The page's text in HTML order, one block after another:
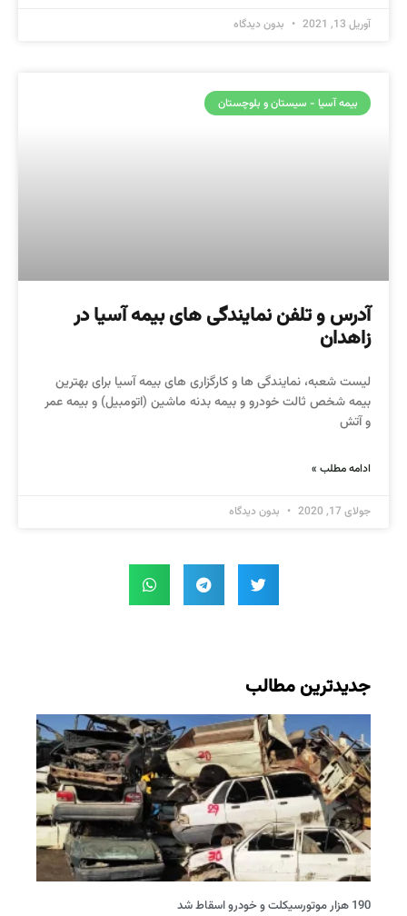
آوریل 13, 2021 بدون دیدگاه
بیمه آسیا - سیستان و بلوچستان
آدرس و تلفن نمایندگی های بیمه آسیا در
زاهدان
لیست شعبه، نمایندگی ها و کارگزاری های بیمه آسیا برای بهترین
بیمه شخص ثالت خودرو و بیمه بدنه ماشین (اتومبیل) و بیمه عمر
و آتش
ادامه مطلب »
جولای 17, 2020 بدون دیدگاه
جدیدترین مطالب
190 هزار موتورسیکلت و خودرو اسقاط شد